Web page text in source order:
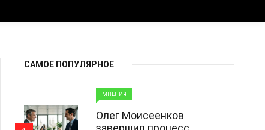
САМОЕ ПОПУЛЯРНОЕ
МНЕНИЯ
Олег Моисеенков